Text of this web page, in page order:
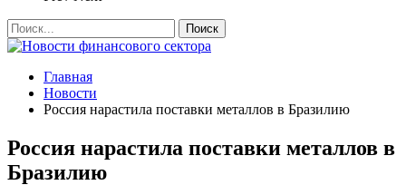
Главная
Новости
Россия нарастила поставки металлов в Бразилию
Россия нарастила поставки металлов в
Бразилию